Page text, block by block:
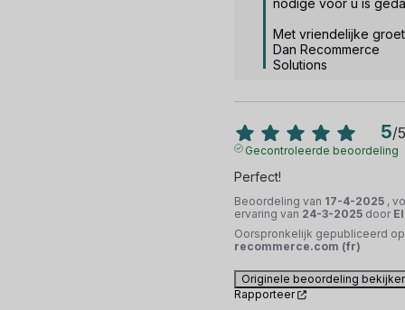
nodige voor u is
Met vriendelijke
Dan Recommerce
Solutions
5/5
Gecontroleerde beoordeling
Perfect!
Beoordeling van 17-4-2025 ,
ervaring van 24-3-2025 door
Oorspronkelijk gepubliceerd op
recommerce.com (fr)
Originele beoordeling
Rapporteer